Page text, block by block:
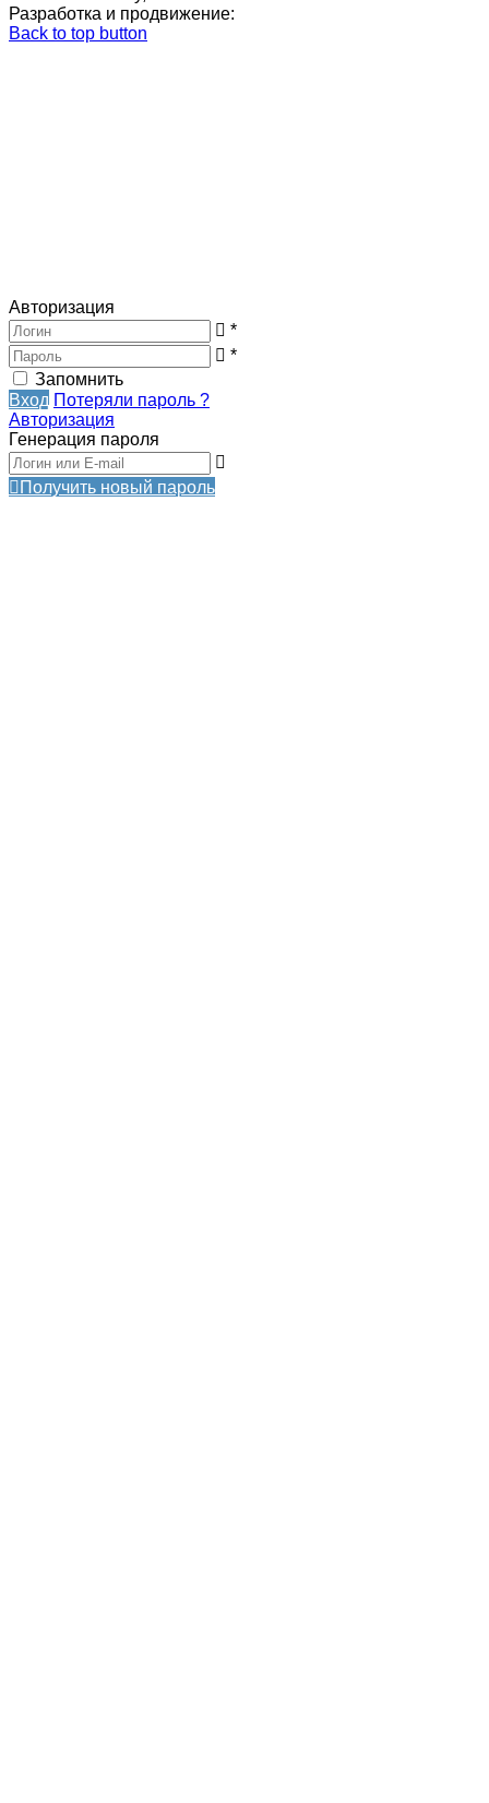
Разработка и продвижение:
Back to top button
Авторизация
*
*
Запомнить
Вход Потеряли пароль ?
Авторизация
Генерация пароля
Получить новый пароль